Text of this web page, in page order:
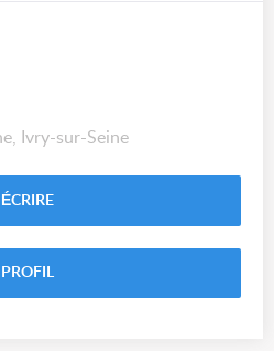
Ivry-sur-Seine
ÉCRIRE
PROFIL